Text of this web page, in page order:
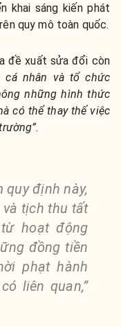
khai sáng kiến phát
quy mô toàn quốc.
đề xuất sửa đổi còn
cá nhân và tổ chức
những hình thức
có thể thay thế việc
.
quy định này,
và tịch thu tất
hoạt động
đồng tiền
phạt hành
liên quan,”